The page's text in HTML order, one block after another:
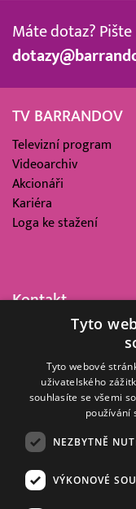
Máte dotaz?
TV BARRANDOV
Televizní program
Videoarchiv
Akcionáři
Kariéra
Loga ke stažení
Kontakt
Barrandov Televizní
Kříženeckého nám.
152 00 Praha 5
IČ 416 93 311
© 2008–2026
Tyto
Tyto webové
uživatelského
souhlasíte se všemi
používání
NEZBYTNĚ
VÝKONOVÉ